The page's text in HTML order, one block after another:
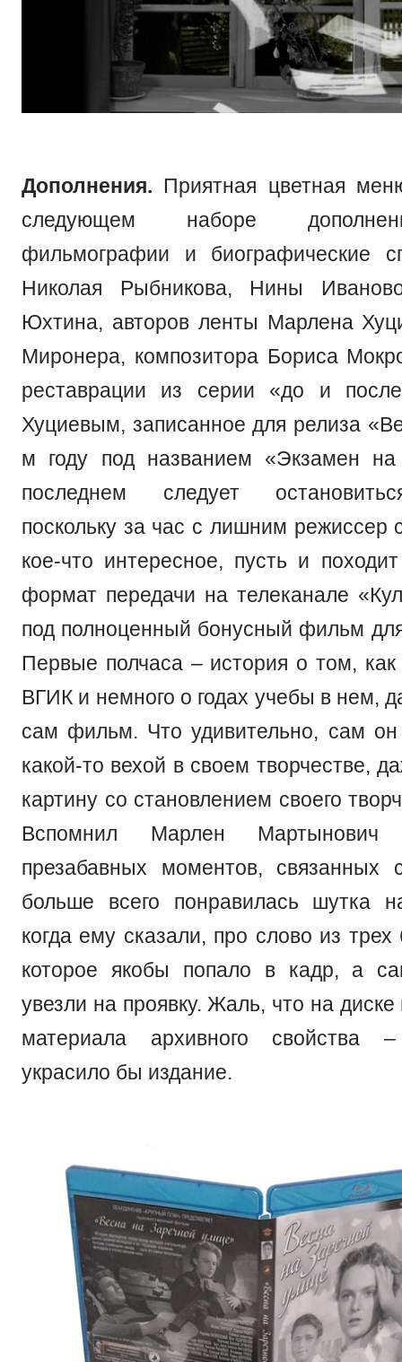
Дополнения. Приятная цветная
следующем наборе
фильмографии и биографические
Николая Рыбникова, Нины
Юхтина, авторов ленты Марлена
Миронера, композитора Бориса
реставрации из серии «до и
Хуциевым, записанное для релиза
м году под названием «Экзамен
последнем следует
поскольку за час с лишним режиссер
кое-что интересное, пусть и
формат передачи на телеканале
под полноценный бонусный фильм
Первые полчаса – история о том, как
ВГИК и немного о годах учебы в нем,
сам фильм. Что удивительно, сам он
какой-то вехой в своем творчестве,
картину со становлением своего
Вспомнил Марлен Мартынович
презабавных моментов,
больше всего понравилась шутка
когда ему сказали, про слово из трех
которое якобы попало в кадр, а
увезли на проявку. Жаль, что на диске
материала архивного свойства
украсило бы издание.